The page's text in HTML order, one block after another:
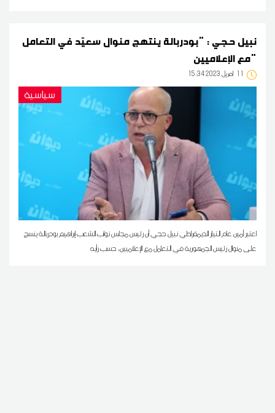
نبيل حجي : "بودربالة ينتهج منوال سعيّد في التعامل
مع الإعلاميين"
11 15:34 2023 أفريل
سياسية
اعتبر أمين عام التيار الديمقراطي نبيل حجي أن رئيس مجلس نواب الشعب إبراهيم بودربالة ينسج
على منوال رئيس الجمهورية في التعامل مع الإعلاميين، حسب رأيه